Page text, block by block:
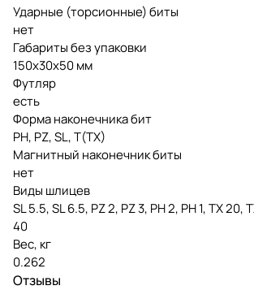
Ударные (торсионные) биты
нет
Габариты без упаковки
150х30х50 мм
Футляр
есть
Форма наконечника бит
PH, PZ, SL, T(TX)
Магнитный наконечник биты
нет
Виды шлицев
SL 5.5, SL 6.5, PZ 2, PZ 3, РН 2, РН 1, TX 20,
40
Вес, кг
0.262
Отзывы